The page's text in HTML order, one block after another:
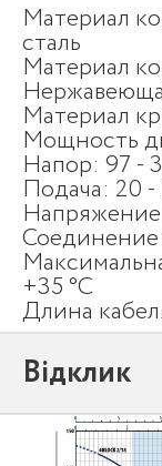
Материал
сталь
Материал
Материал
Мощность
Напор: 97 -
Подача: 20
+35 °С
Длина
Відклик